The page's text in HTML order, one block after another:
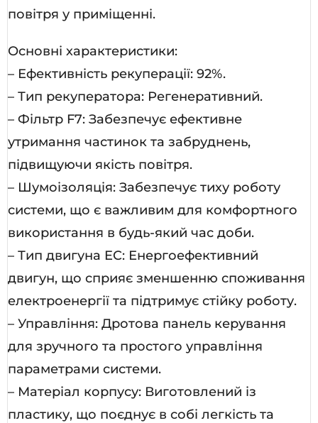
повітря у приміщенні.
Основні характеристики:
– Ефективність рекуперації: 92%.
– Тип рекуператора: Регенеративний.
– Фільтр F7: Забезпечує ефективне
утримання частинок та забруднень,
підвищуючи якість повітря.
– Шумоізоляція: Забезпечує тиху роботу
системи, що є важливим для комфортного
використання в будь-який час доби.
– Тип двигуна EC: Енергоефективний
двигун, що сприяє зменшенню споживання
електроенергії та підтримує стійку роботу.
– Управління: Дротова панель керування
для зручного та простого управління
параметрами системи.
– Матеріал корпусу: Виготовлений із
пластику, що поєднує в собі легкість та